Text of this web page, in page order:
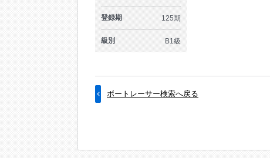
登録期 125期
級別 B1級
ボートレーサー検索へ戻る